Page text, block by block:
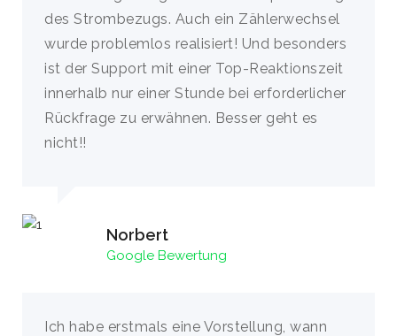
des Strombezugs. Auch ein Zählerwechsel
wurde problemlos realisiert! Und besonders
ist der Support mit einer Top-Reaktionszeit
innerhalb nur einer Stunde bei erforderlicher
Rückfrage zu erwähnen. Besser geht es
nicht!!
Norbert
Google Bewertung
Ich habe erstmals eine Vorstellung, wann